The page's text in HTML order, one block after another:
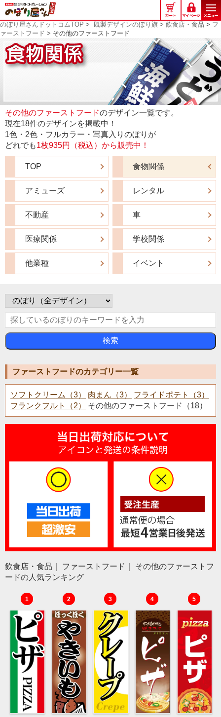
の
ぼ
り
屋
さ
ん
コ
ム
のぼり屋さんドットコムTOP > 既製デザインのぼり旗 > 飲食店・食品 > フ
ァーストフード > その他のファーストフード
その他のファーストフードのデザイン一覧です。
現在18件のデザインを掲載中！
1色・2色・フルカラー・写真入りのぼりが
どれでも1枚935円（税込）から販売中！
TOP
アミューズ
不動産
医療関係
他業種
食物関係
レンタル
車
学校関係
イベント
検索
ファーストフードのカテゴリー一覧
ソフトクリーム（3） 肉まん（3）
フライドポテト（3）
フランクフルト（2）
その他のファーストフード（18）
飲食店・食品｜ ファーストフード｜ その他のファーストフ
ードの人気ランキング
1 2 3 4 5